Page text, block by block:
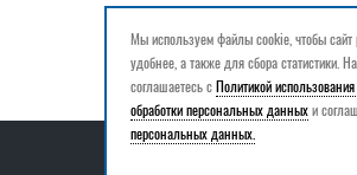
Мы используем файлы cookie, чтобы сайт
удобнее, а также для сбора статистики.
соглашаетесь сПолитикой
обработки персональных данныхи
персональных данных.